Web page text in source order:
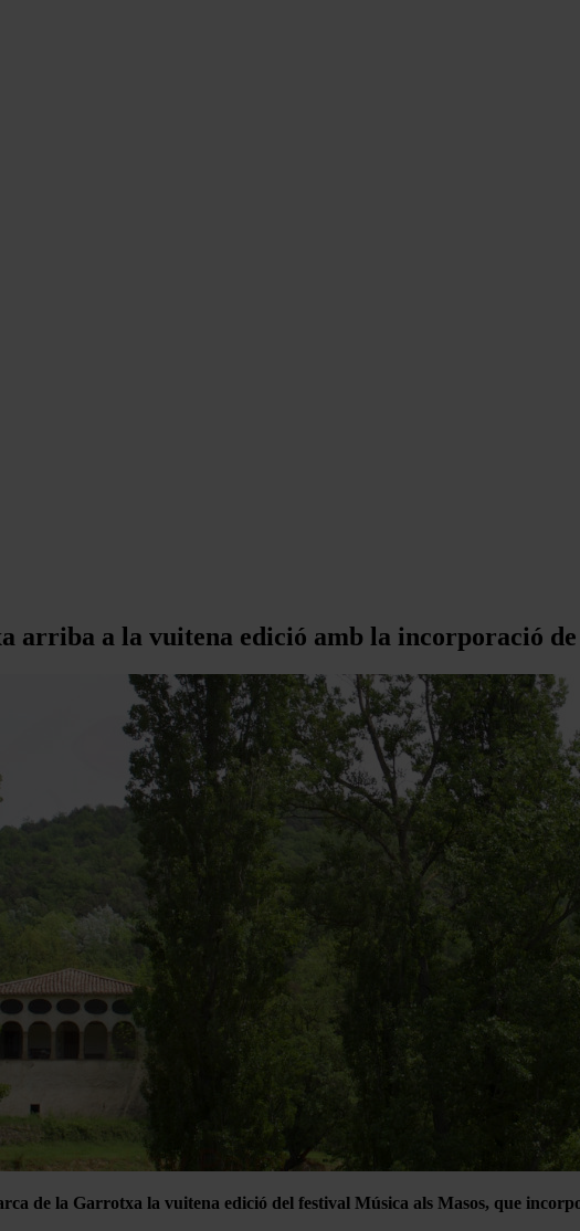
arriba a la vuitena edició amb la incorporació de
de la Garrotxa la vuitena edició del festival Música als Masos, que